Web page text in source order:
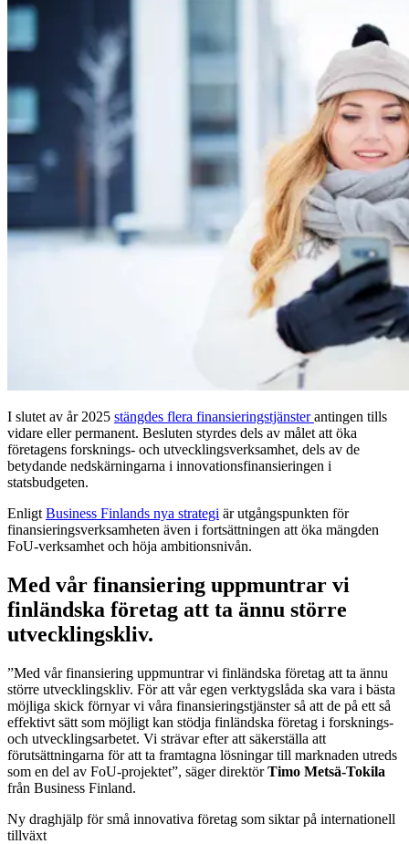
I slutet av år 2025 stängdes flera finansieringstjänsterantingen tills
vidare eller permanent. Besluten styrdes dels av målet att öka
företagens forsknings- och utvecklingsverksamhet, dels av de
betydande nedskärningarna i innovationsfinansieringen i
statsbudgeten.
Enligt Business Finlands nya strategi är utgångspunkten för
finansieringsverksamheten även i fortsättningen att öka mängden
FoU‑verksamhet och höja ambitionsnivån.
Med vår finansiering uppmuntrar vi
finländska företag att ta ännu större
utvecklingskliv.
”Med vår finansiering uppmuntrar vi finländska företag att ta ännu
större utvecklingskliv. För att vår egen verktygslåda ska vara i bästa
möjliga skick förnyar vi våra finansieringstjänster så att de på ett så
effektivt sätt som möjligt kan stödja finländska företag i forsknings-
och utvecklingsarbetet. Vi strävar efter att säkerställa att
förutsättningarna för att ta framtagna lösningar till marknaden utreds
som en del av FoU‑projektet”, säger direktörTimo Metsä-Tokila
från Business Finland.
Ny draghjälp för små innovativa företag som siktar på internationell
tillväxt